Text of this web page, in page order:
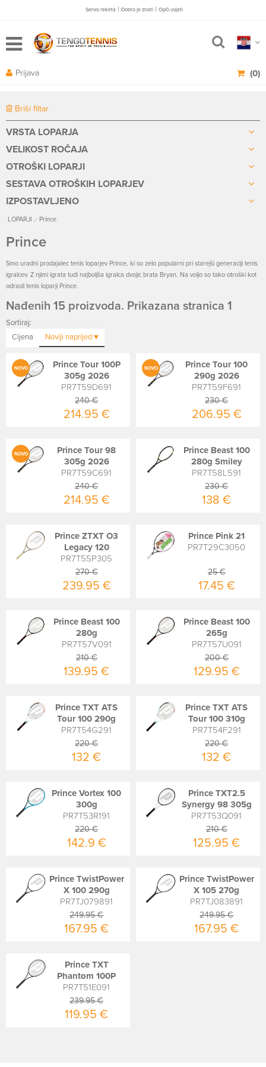
Servis reketa | Dobro je znati | Opči uvjeti
(0)
Prijava
Briši filtar
VRSTA LOPARJA
VELIKOST ROČAJA
OTROŠKI LOPARJI
SESTAVA OTROŠKIH LOPARJEV
IZPOSTAVLJENO
LOPARJI Prince
Prince
Smo uradni prodajalec tenis loparjev Prince, ki so zelo popularni pri starejši generaciji tenis
igralcev. Z njimi igrata tudi najboljša igralca dvojic brata Bryan. Na voljo so tako otroški kot
odrasli tenis loparji Prince.
Nađenih 15 proizvoda. Prikazana stranica 1
Sortiraj:
Cijena
Noviji naprijed
NOVO
Prince Tour 100P
305g 2026
PR7T59D691
240 €
214.95 €
NOVO
Prince Tour 100
290g 2026
PR7T59F691
230 €
206.95 €
NOVO
Prince Tour 98
305g 2026
PR7T59C691
240 €
214.95 €
Prince Beast 100
280g Smiley
PR7T58L591
230 €
138 €
Prince ZTXT O3
Legacy 120
PR7T55P305
270 €
239.95 €
Prince Pink 21
PR7T29C3050
25 €
17.45 €
Prince Beast 100
280g
PR7T57V091
210 €
139.95 €
Prince Beast 100
265g
PR7T57U091
200 €
129.95 €
Prince TXT ATS
Tour 100 290g
PR7T54G291
220 €
132 €
Prince TXT ATS
Tour 100 310g
PR7T54F291
220 €
132 €
Prince Vortex 100
300g
PR7T53R191
220 €
142.9 €
Prince TXT2.5
Synergy 98 305g
PR7T53Q091
210 €
125.95 €
Prince TwistPower
X 100 290g
PR7TJ079891
249.95 €
167.95 €
Prince TwistPower
X 105 270g
PR7TJ083891
249.95 €
167.95 €
Prince TXT
Phantom 100P
PR7T51E091
239.95 €
119.95 €